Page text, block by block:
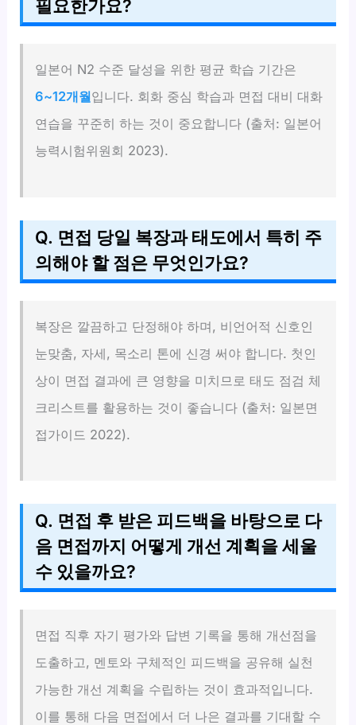
필요한가요?
일본어 N2 수준 달성을 위한 평균 학습 기간은
6~12개월입니다. 회화 중심 학습과 면접 대비 대화
연습을 꾸준히 하는 것이 중요합니다 (출처: 일본어
능력시험위원회 2023).
Q. 면접 당일 복장과 태도에서 특히 주
의해야 할 점은 무엇인가요?
복장은 깔끔하고 단정해야 하며, 비언어적 신호인
눈맞춤, 자세, 목소리 톤에 신경 써야 합니다. 첫인
상이 면접 결과에 큰 영향을 미치므로 태도 점검 체
크리스트를 활용하는 것이 좋습니다 (출처: 일본면
접가이드 2022).
Q. 면접 후 받은 피드백을 바탕으로 다
음 면접까지 어떻게 개선 계획을 세울
수 있을까요?
면접 직후 자기 평가와 답변 기록을 통해 개선점을
도출하고, 멘토와 구체적인 피드백을 공유해 실천
가능한 개선 계획을 수립하는 것이 효과적입니다.
이를 통해 다음 면접에서 더 나은 결과를 기대할 수